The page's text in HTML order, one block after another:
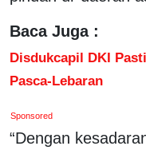
Baca Juga :
Disdukcapil DKI
Pasca-Lebaran
Sponsored
“Dengan